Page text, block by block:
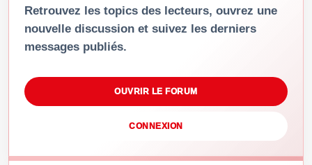
Retrouvez les topics des lecteurs, ouvrez une
nouvelle discussion et suivez les derniers
messages publiés.
OUVRIR LE FORUM
CONNEXION